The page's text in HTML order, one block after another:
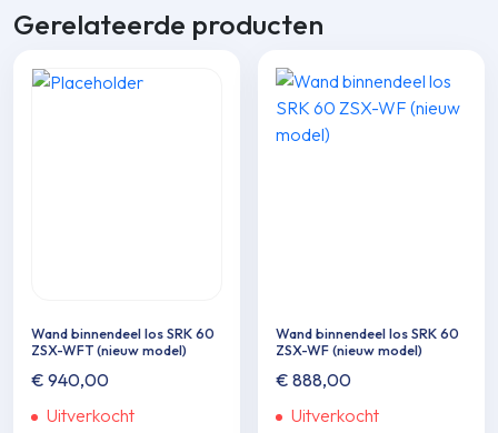
Gerelateerde producten
Wand binnendeel los SRK 60
ZSX-WFT (nieuw model)
€ 940,00
Uitverkocht
Wand binnendeel los SRK 60
ZSX-WF (nieuw model)
€ 888,00
Uitverkocht